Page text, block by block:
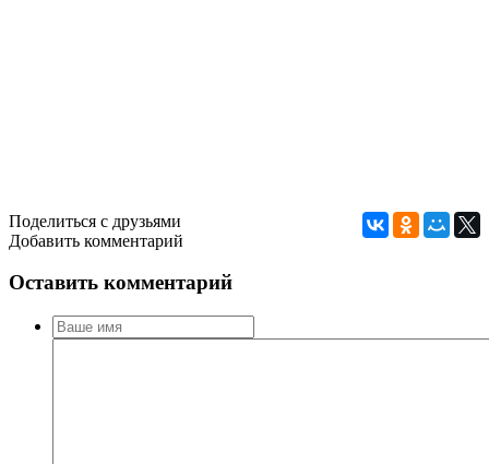
Поделиться с друзьями
Добавить комментарий
Оставить комментарий